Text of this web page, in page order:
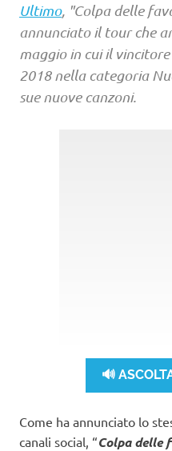
Ultimo, "Colpa delle
annunciato il tour che
maggio in cui il
2018 nella categoria
sue nuove canzoni.
🔊
Come ha annunciato lo
canali social, “Colpa delle